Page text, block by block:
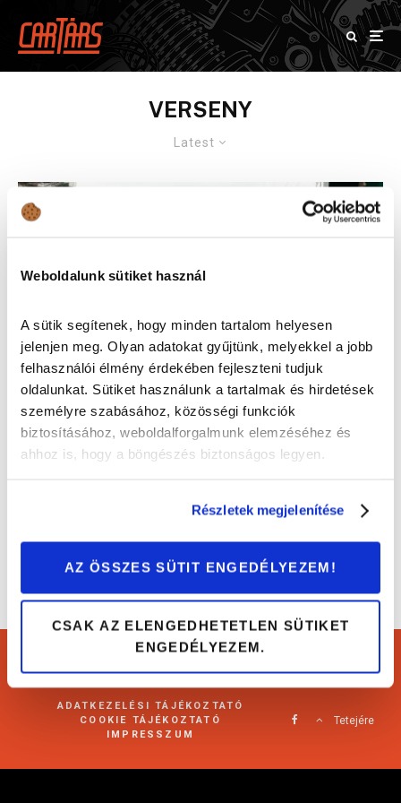
Weboldalunk sütiket használ
A sütik segítenek, hogy minden tartalom helyesen
jelenjen meg. Olyan adatokat gyűjtünk, melyekkel a jobb
felhasználói élmény érdekében fejleszteni tudjuk
oldalunkat. Sütiket használunk a tartalmak és hirdetések
személyre szabásához, közösségi funkciók
biztosításához, weboldalforgalmunk elemzéséhez és
ahhoz is, hogy a böngészés biztonságos legyen.
Részletek megjelenítése
AZ ÖSSZES SÜTIT ENGEDÉLYEZEM!
CSAK AZ ELENGEDHETETLEN SÜTIKET
ENGEDÉLYEZEM.
VERSENY
Latest
Porschéval terepen? Miért is ne?
Cartárs Blog 2021
ADATKEZELÉSI TÁJÉKOZTATÓ
COOKIE TÁJÉKOZTATÓ
IMPRESSZUM
Tetejére